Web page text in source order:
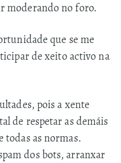
moderando no foro.
que se me
de xeito activo na
pois a xente
de respetar as demáis
todas as normas.
dos bots, arranxar